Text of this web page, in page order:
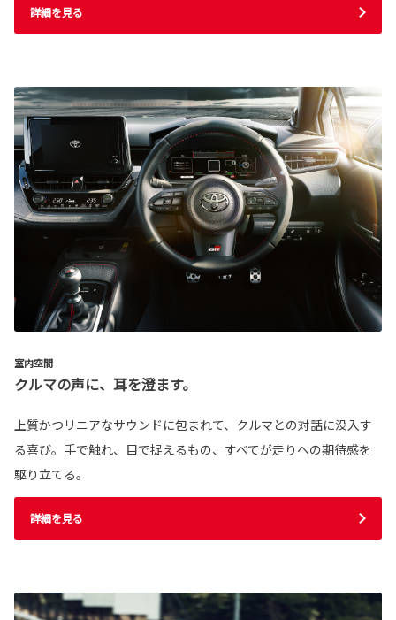
詳細を見る
室内空間
クルマの声に、耳を澄ます。
上質かつリニアなサウンドに包まれて、クルマとの対話に没入す
る喜び。手で触れ、目で捉えるもの、すべてが走りへの期待感を
駆り立てる。
詳細を見る